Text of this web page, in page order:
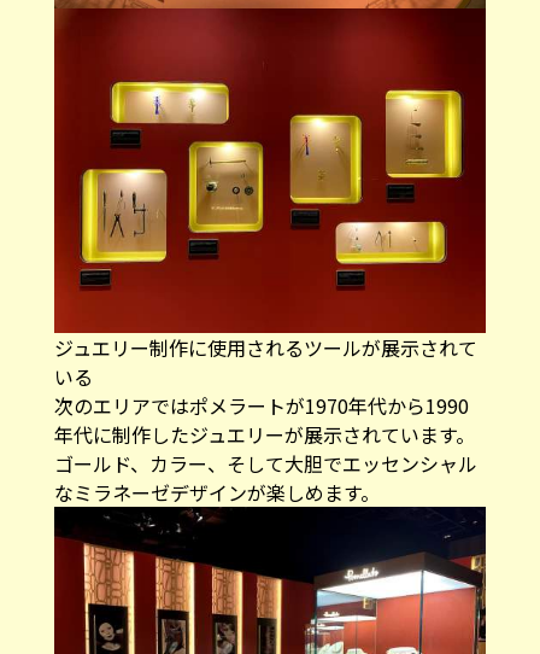
ジュエリー制作に使用されるツールが展示されて
いる
次のエリアではポメラートが1970年代から1990
年代に制作したジュエリーが展示されています。
ゴールド、カラー、そして大胆でエッセンシャル
なミラネーゼデザインが楽しめます。